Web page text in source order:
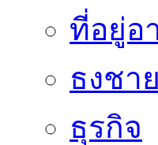
ที่อยู่อ
ธงชา
ธุรกิจ